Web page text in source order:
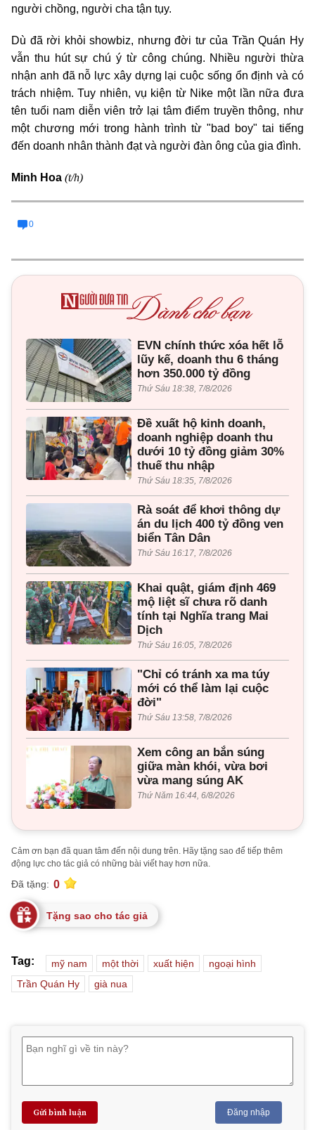
người chồng, người cha tận tụy.
Dù đã rời khỏi showbiz, nhưng đời tư của Trần Quán Hy
vẫn thu hút sự chú ý từ công chúng. Nhiều người thừa
nhận anh đã nỗ lực xây dựng lại cuộc sống ổn định và có
trách nhiệm. Tuy nhiên, vụ kiện từ Nike một lần nữa đưa
tên tuổi nam diễn viên trở lại tâm điểm truyền thông, như
một chương mới trong hành trình từ "bad boy" tai tiếng
đến doanh nhân thành đạt và người đàn ông của gia đình.
Minh Hoa (t/h)
0
EVN chính thức xóa hết lỗ
lũy kế, doanh thu 6 tháng
hơn 350.000 tỷ đồng
Thứ Sáu 18:38, 7/8/2026
Đề xuất hộ kinh doanh,
doanh nghiệp doanh thu
dưới 10 tỷ đồng giảm 30%
thuế thu nhập
Thứ Sáu 18:35, 7/8/2026
Rà soát để khơi thông dự
án du lịch 400 tỷ đồng ven
biển Tân Dân
Thứ Sáu 16:17, 7/8/2026
Khai quật, giám định 469
mộ liệt sĩ chưa rõ danh
tính tại Nghĩa trang Mai
Dịch
Thứ Sáu 16:05, 7/8/2026
"Chỉ có tránh xa ma túy
mới có thể làm lại cuộc
đời"
Thứ Sáu 13:58, 7/8/2026
Xem công an bắn súng
giữa màn khói, vừa bơi
vừa mang súng AK
Thứ Năm 16:44, 6/8/2026
Cảm ơn bạn đã quan tâm đến nội dung trên. Hãy tặng sao để tiếp thêm
động lực cho tác giả có những bài viết hay hơn nữa.
Đã tặng: 0
Tặng sao cho tác giả
Tag: mỹ nam một thời xuất hiện
ngoại hình
Trần Quán Hy
già nua
Gửi bình luận Đăng nhập